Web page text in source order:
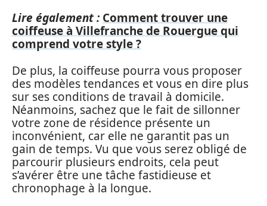
Lire également : Comment trouver une
coiffeuse à Villefranche de Rouergue qui
comprend votre style ?
De plus, la coiffeuse pourra vous proposer
des modèles tendances et vous en dire plus
sur ses conditions de travail à domicile.
Néanmoins, sachez que le fait de sillonner
votre zone de résidence présente un
inconvénient, car elle ne garantit pas un
gain de temps. Vu que vous serez obligé de
parcourir plusieurs endroits, cela peut
s’avérer être une tâche fastidieuse et
chronophage à la longue.